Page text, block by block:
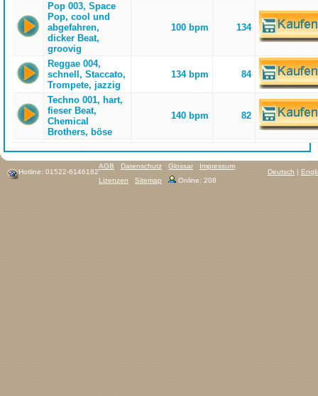
Pop 003, Space
Pop, cool und
abgefahren,
dicker Beat,
groovig
100 bpm 134
Reggae 004,
schnell, Staccato,
Trompete, jazzig
134 bpm 84
Techno 001, hart,
fieser Beat,
Chemical
Brothers, böse
140 bpm 82
Hotline: 01522-6146182 Deutsch |
AGB Datenschutz Glossar
Impressum
Lizenzen
Sitemap Online: 208